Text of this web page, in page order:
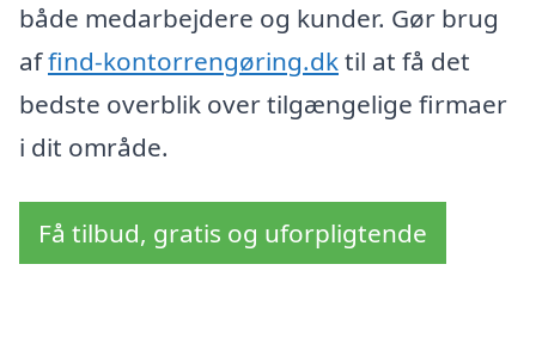
både medarbejdere og kunder. Gør brug
affind-kontorrengøring.dktil at få det
bedste overblik over tilgængelige firmaer
i dit område.
Få tilbud, gratis og uforpligtende